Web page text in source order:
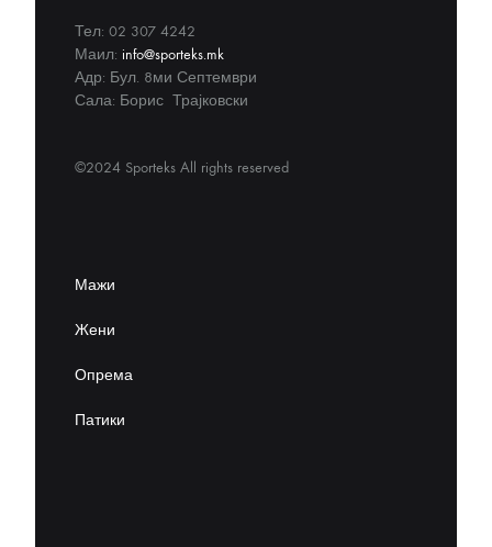
Тел: 02 307 4242
Маил: info@sporteks.mk
Адр: Бул. 8ми Септември
Сала: Борис Трајковски
©2024 Sporteks All rights reserved
Мажи
Жени
Опрема
Патики